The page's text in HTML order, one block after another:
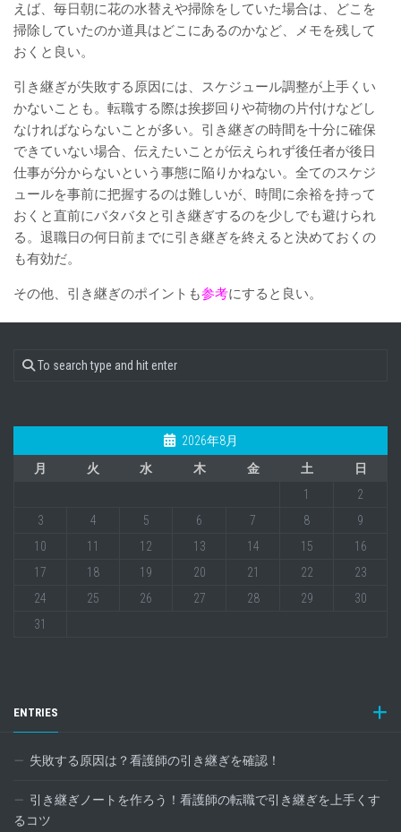
えば、毎日朝に花の水替えや掃除をしていた場合は、どこを
掃除していたのか道具はどこにあるのかなど、メモを残して
おくと良い。
引き継ぎが失敗する原因には、スケジュール調整が上手くい
かないことも。転職する際は挨拶回りや荷物の片付けなどし
なければならないことが多い。引き継ぎの時間を十分に確保
できていない場合、伝えたいことが伝えられず後任者が後日
仕事が分からないという事態に陥りかねない。全てのスケジ
ュールを事前に把握するのは難しいが、時間に余裕を持って
おくと直前にバタバタと引き継ぎするのを少しでも避けられ
る。退職日の何日前までに引き継ぎを終えると決めておくの
も有効だ。
その他、引き継ぎのポイントも参考にすると良い。
2026年8月
月
火 水 木 金 土
日
1
2
3
4 5 6 7 8
9
10
11 12 13 14 15
16
17
18 19 20 21 22
23
24
25 26 27 28 29
30
31
ENTRIES
失敗する原因は？看護師の引き継ぎを確認！
引き継ぎノートを作ろう！看護師の転職で引き継ぎを上手くす
るコツ